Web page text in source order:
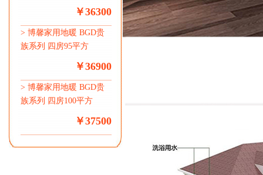
￥36300
> 博馨家用地暖 BGD贵
族系列 四房95平方
￥36900
> 博馨家用地暖 BGD贵
族系列 四房100平方
￥37500